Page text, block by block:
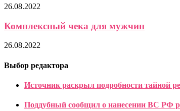
26.08.2022
Комплексный чека для мужчин
26.08.2022
Выбор редактора
Источник раскрыл подробности тайной
Поддубный сообщил о нанесении ВС РФ